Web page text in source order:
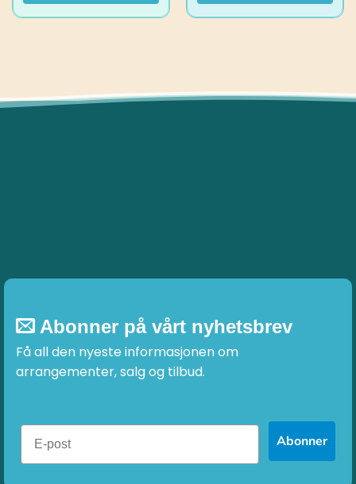
Abonner på vårt nyhetsbrev
Få all den nyeste informasjonen om
arrangementer, salg og tilbud.
Abonner